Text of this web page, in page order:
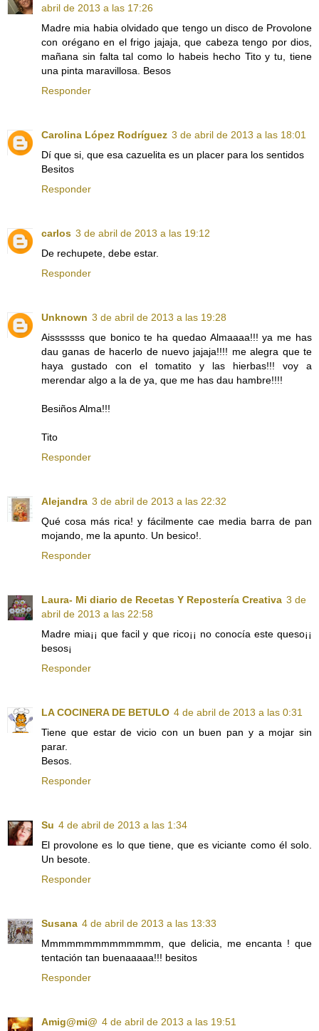
abril de 2013 a las 17:26
Madre mia habia olvidado que tengo un disco de Provolone
con orégano en el frigo jajaja, que cabeza tengo por dios,
mañana sin falta tal como lo habeis hecho Tito y tu, tiene
una pinta maravillosa. Besos
Responder
Carolina López Rodríguez 3 de abril de 2013 a las 18:01
Dí que si, que esa cazuelita es un placer para los sentidos
Besitos
Responder
carlos 3 de abril de 2013 a las 19:12
De rechupete, debe estar.
Responder
Unknown 3 de abril de 2013 a las 19:28
Aisssssss que bonico te ha quedao Almaaaa!!! ya me has
dau ganas de hacerlo de nuevo jajaja!!!! me alegra que te
haya gustado con el tomatito y las hierbas!!! voy a
merendar algo a la de ya, que me has dau hambre!!!!
Besiños Alma!!!
Tito
Responder
Alejandra 3 de abril de 2013 a las 22:32
Qué cosa más rica! y fácilmente cae media barra de pan
mojando, me la apunto. Un besico!.
Responder
Laura- Mi diario de Recetas Y Repostería Creativa 3 de
abril de 2013 a las 22:58
Madre mia¡¡ que facil y que rico¡¡ no conocía este queso¡¡
besos¡
Responder
LA COCINERA DE BETULO 4 de abril de 2013 a las 0:31
Tiene que estar de vicio con un buen pan y a mojar sin
parar.
Besos.
Responder
Su 4 de abril de 2013 a las 1:34
El provolone es lo que tiene, que es viciante como él solo.
Un besote.
Responder
Susana 4 de abril de 2013 a las 13:33
Mmmmmmmmmmmmmm, que delicia, me encanta ! que
tentación tan buenaaaaa!!! besitos
Responder
Amig@mi@ 4 de abril de 2013 a las 19:51